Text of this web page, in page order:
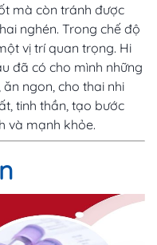
mà còn tránh được
nghén. Trong chế độ
vị trí quan trọng. Hi
đã có cho mình những
ngon, cho thai nhi
tinh thần, tạo bước
và mạnh khỏe.